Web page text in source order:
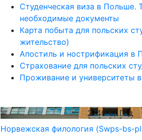
Студенческая виза в Польше.
необходимые документы
Карта побыта для польских
жительство)
Апостиль и нострификация в
Страхование для польских
Проживание и университеты
2740€/ Год
Норвежская филология (Swps-bs-